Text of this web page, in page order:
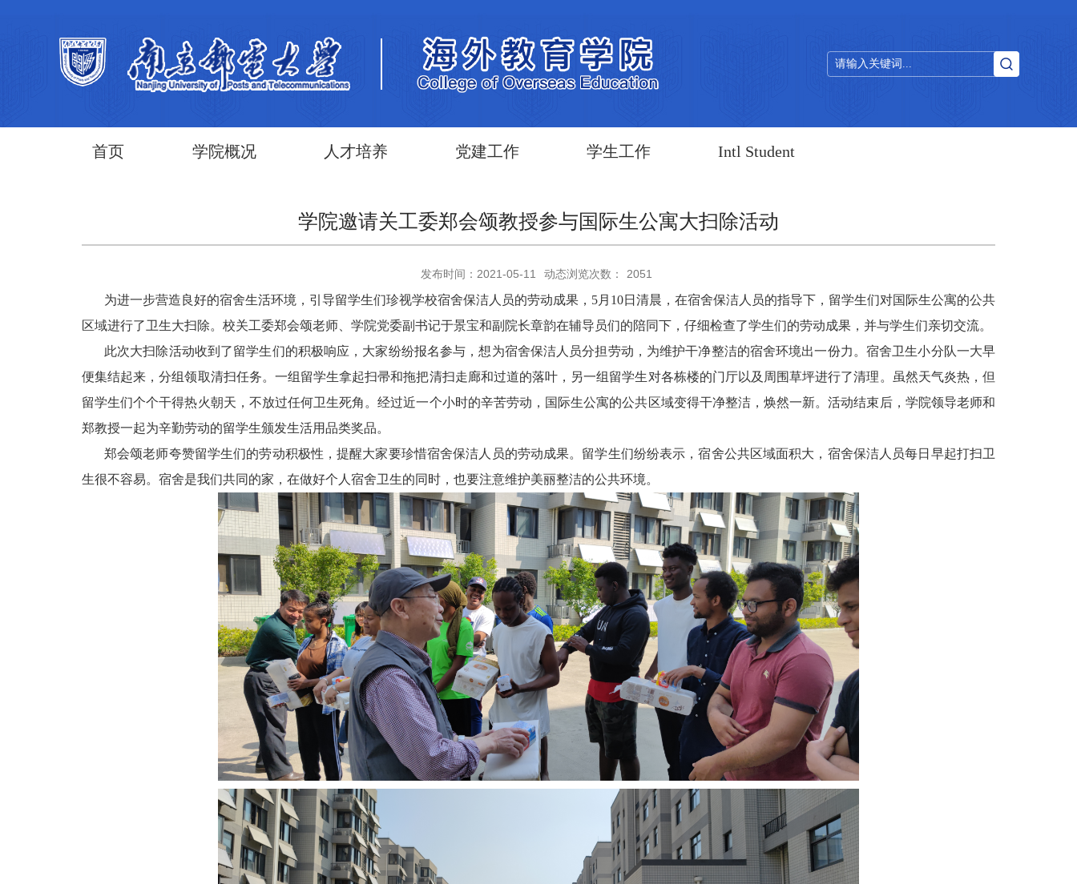
首页 学院概况 人才培养 党建工作 学生工作 Intl Student
学院邀请关工委郑会颂教授参与国际生公寓大扫除活动
发布时间：2021-05-11 动态浏览次数： 2051
为进一步营造良好的宿舍生活环境，引导留学生们珍视学校宿舍保洁人员的劳动成果，5月10日清晨，在宿舍保洁人员的指导下，留学生们对国际生公寓的公共
区域进行了卫生大扫除。校关工委郑会颂老师、学院党委副书记于景宝和副院长章韵在辅导员们的陪同下，仔细检查了学生们的劳动成果，并与学生们亲切交流。
此次大扫除活动收到了留学生们的积极响应，大家纷纷报名参与，想为宿舍保洁人员分担劳动，为维护干净整洁的宿舍环境出一份力。宿舍卫生小分队一大早
便集结起来，分组领取清扫任务。一组留学生拿起扫帚和拖把清扫走廊和过道的落叶，另一组留学生对各栋楼的门厅以及周围草坪进行了清理。虽然天气炎热，但
留学生们个个干得热火朝天，不放过任何卫生死角。经过近一个小时的辛苦劳动，国际生公寓的公共区域变得干净整洁，焕然一新。活动结束后，学院领导老师和
郑教授一起为辛勤劳动的留学生颁发生活用品类奖品。
郑会颂老师夸赞留学生们的劳动积极性，提醒大家要珍惜宿舍保洁人员的劳动成果。留学生们纷纷表示，宿舍公共区域面积大，宿舍保洁人员每日早起打扫卫
生很不容易。宿舍是我们共同的家，在做好个人宿舍卫生的同时，也要注意维护美丽整洁的公共环境。